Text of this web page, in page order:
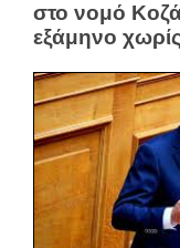
στο νομό
εξάμηνο